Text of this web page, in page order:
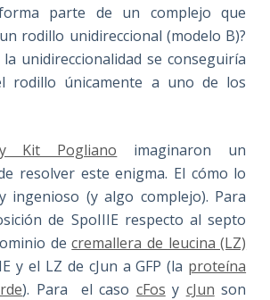
parte de un complejo que
rodillo unidireccional (modelo B)?
unidireccionalidad se conseguiría
rodillo únicamente a uno de los
Kit Pogliano imaginaron un
resolver este enigma. El cómo lo
ingenioso (y algo complejo). Para
de SpoIIIE respecto al septo
decremallera de leucina (LZ)
y el LZ de cJun a GFP (la proteína
). Para el caso cFos y cJun son